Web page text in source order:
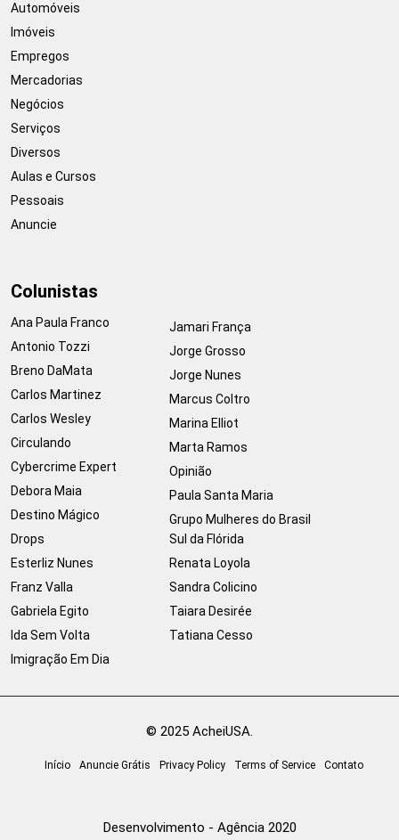
Automóveis
Imóveis
Empregos
Mercadorias
Negócios
Serviços
Diversos
Aulas e Cursos
Pessoais
Anuncie
Colunistas
Ana Paula Franco
Antonio Tozzi
Breno DaMata
Carlos Martinez
Carlos Wesley
Circulando
Cybercrime Expert
Debora Maia
Destino Mágico
Drops
Esterliz Nunes
Franz Valla
Gabriela Egito
Ida Sem Volta
Imigração Em Dia
Jamari França
Jorge Grosso
Jorge Nunes
Marcus Coltro
Marina Elliot
Marta Ramos
Opinião
Paula Santa Maria
Grupo Mulheres do Brasil
Sul da Flórida
Renata Loyola
Sandra Colicino
Taiara Desirée
Tatiana Cesso
© 2025 AcheiUSA.
Início Anuncie Grátis Privacy Policy Terms of Service Contato
Desenvolvimento - Agência 2020